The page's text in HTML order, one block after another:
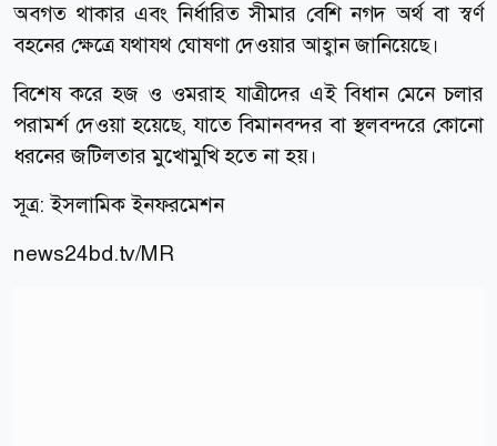
অবগত থাকার এবং নির্ধারিত সীমার বেশি নগদ অর্থ বা স্বর্ণ
বহনের ক্ষেত্রে যথাযথ ঘোষণা দেওয়ার আহ্বান জানিয়েছে।
বিশেষ করে হজ ও ওমরাহ যাত্রীদের এই বিধান মেনে চলার
পরামর্শ দেওয়া হয়েছে, যাতে বিমানবন্দর বা স্থলবন্দরে কোনো
ধরনের জটিলতার মুখোমুখি হতে না হয়।
সূত্র: ইসলামিক ইনফরমেশন
news24bd.tv/MR